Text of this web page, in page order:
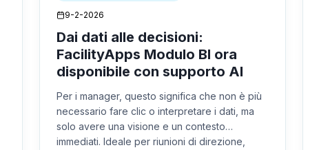
9-2-2026
Dai dati alle decisioni:
FacilityApps Modulo BI ora
disponibile con supporto AI
Per i manager, questo significa che non è più
necessario fare clic o interpretare i dati, ma
solo avere una visione e un contesto
immediati. Ideale per riunioni di direzione,